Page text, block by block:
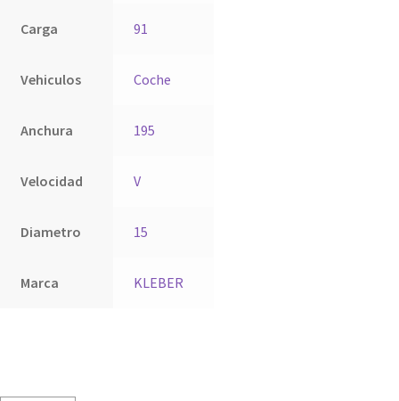
Carga 91
Vehiculos Coche
Anchura 195
Velocidad V
Diametro 15
Marca KLEBER